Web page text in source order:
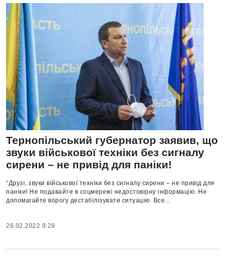
Тернопільський губернатор заявив, що
звуки військової техніки без сигналу
сирени – не привід для паніки!
“Друзі, звуки військової техніки без сигналу сирени – не привід для
паніки! Не подавайте в соцмережі недостовірну інформацію. Не
допомагайте ворогу дестабілізувати ситуацію. Все...
26.02.2022 9:29